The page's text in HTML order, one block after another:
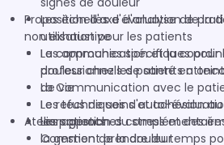
Les échelles d'évaluation de la
utilisation pour les patients
Les approches spécifiques
douleur chez les patients
de vie
Les techniques d'auto-
les patients
Proposition d'axe d'analyse de
non exhaustive
La communication et la
professionnels de santé en
La Communication avec le
Le refus de soins et adhésion
Les approches
la gestion de la douleur
Ateliers gestion du stress et des
Comment prendre du temps